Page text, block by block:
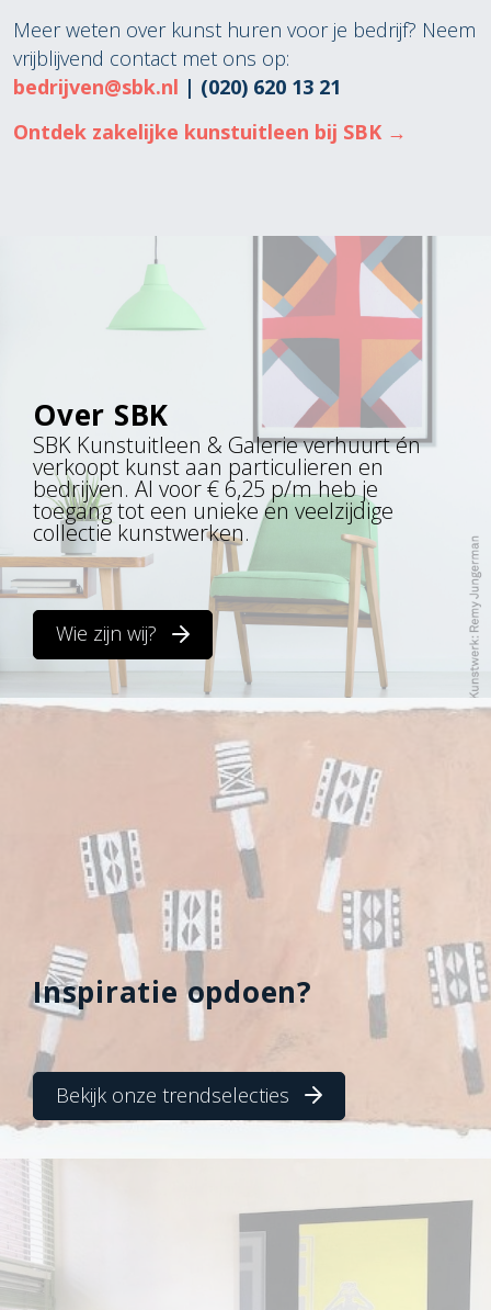
Meer weten over kunst huren voor je bedrijf? Neem
vrijblijvend contact met ons op:
bedrijven@sbk.nl | (020) 620 13 21
Ontdek zakelijke kunstuitleen bij SBK →
Over SBK
SBK Kunstuitleen & Galerie verhuurt én
verkoopt kunst aan particulieren en
bedrijven. Al voor € 6,25 p/m heb je
toegang tot een unieke en veelzijdige
collectie kunstwerken.
Wie zijn wij?
Inspiratie opdoen?
Bekijk onze trendselecties